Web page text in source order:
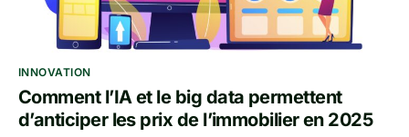
INNOVATION
Comment l’IA et le big data permettent
d’anticiper les prix de l’immobilier en 2025